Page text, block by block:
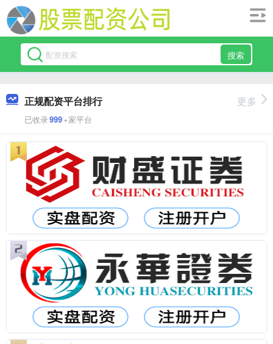
搜索
正规配资平台排行
已收录999+家平台
更多